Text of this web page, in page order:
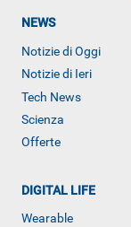
NEWS
Notizie di Oggi
Notizie di Ieri
Tech News
Scienza
Offerte
DIGITAL LIFE
Wearable